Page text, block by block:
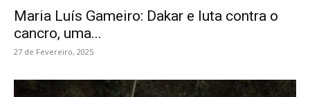
Maria Luís Gameiro: Dakar e luta contra o
cancro, uma...
27 de Fevereiro, 2025